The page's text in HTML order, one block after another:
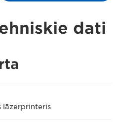
dati
lāzerprinteris